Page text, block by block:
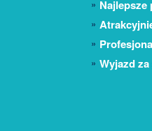
Najlepsze
Wyjazd